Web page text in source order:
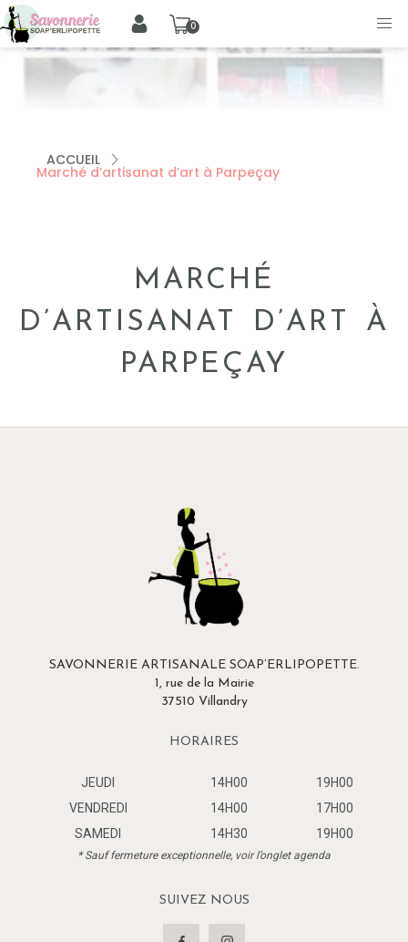
0
ACCUEIL
Marché d’artisanat d’art à Parpeçay
MARCHÉ
D’ARTISANAT D’ART À
PARPEÇAY
SAVONNERIE ARTISANALE SOAP’ERLIPOPETTE.
1, rue de la Mairie
37510 Villandry
HORAIRES
JEUDI 14H00
19H00
VENDREDI
14H00
17H00
SAMEDI
14H30 19H00
* Sauf fermeture exceptionnelle, voir l’onglet agenda
SUIVEZ NOUS